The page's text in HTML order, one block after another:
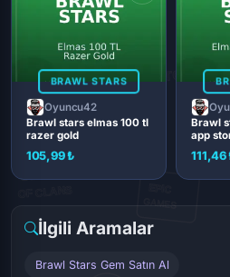
BRAWL STARS
Oyuncu42
Brawl stars elmas 100 tl
razer gold
105,99 ₺
Brawl
app
111,46
İlgili Aramalar
Brawl Stars Gem Satın Al